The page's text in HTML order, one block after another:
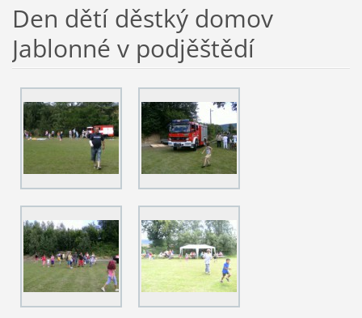
Den dětí děstký domov
Jablonné v podjěštědí